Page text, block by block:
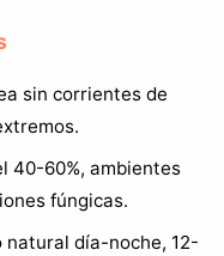
sin corrientes de
40-60%, ambientes
fúngicas.
natural día-noche, 12-